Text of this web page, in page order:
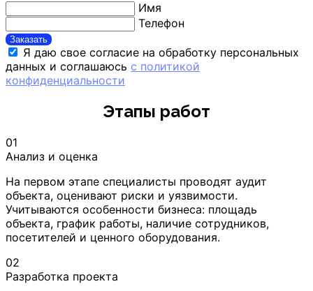
Имя
Телефон
Заказать
Я даю свое согласие на обработку персональных
данных и соглашаюсь с политикой
конфиденциальности
Этапы работ
01
Анализ и оценка
На первом этапе специалисты проводят аудит
объекта, оценивают риски и уязвимости.
Учитываются особенности бизнеса: площадь
объекта, график работы, наличие сотрудников,
посетителей и ценного оборудования.
02
Разработка проекта